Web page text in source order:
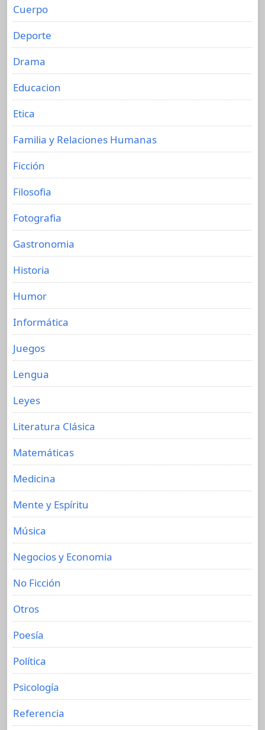
Cuerpo
Deporte
Drama
Educacion
Etica
Familia y Relaciones Humanas
Ficción
Filosofia
Fotografia
Gastronomia
Historia
Humor
Informática
Juegos
Lengua
Leyes
Literatura Clásica
Matemáticas
Medicina
Mente y Espíritu
Música
Negocios y Economia
No Ficción
Otros
Poesía
Política
Psicología
Referencia